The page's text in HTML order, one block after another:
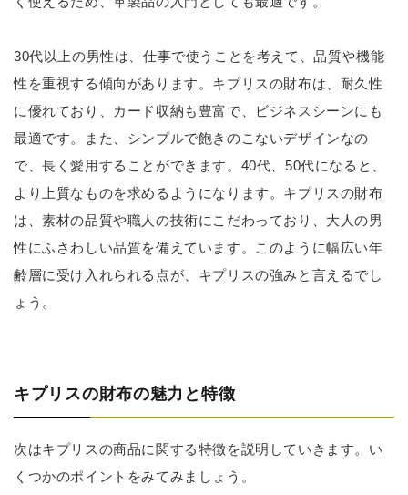
30代以上の男性は、仕事で使うことを考えて、品質や機能
性を重視する傾向があります。キプリスの財布は、耐久性
に優れており、カード収納も豊富で、ビジネスシーンにも
最適です。また、シンプルで飽きのこないデザインなの
で、長く愛用することができます。40代、50代になると、
より上質なものを求めるようになります。キプリスの財布
は、素材の品質や職人の技術にこだわっており、大人の男
性にふさわしい品質を備えています。このように幅広い年
齢層に受け入れられる点が、キプリスの強みと言えるでし
ょう。
キプリスの財布の魅力と特徴
次はキプリスの商品に関する特徴を説明していきます。い
くつかのポイントをみてみましょう。